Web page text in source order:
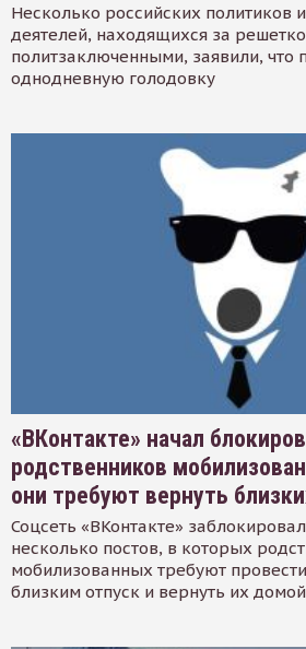
Несколько российских политиков
деятелей, находящихся за
политзаключенными, заявили, что
однодневную голодовку
«ВКонтакте» начал
родственников
они требуют вернуть
Соцсеть «ВКонтакте»
несколько постов, в которых
мобилизованных требуют
близким отпуск и вернуть их домой